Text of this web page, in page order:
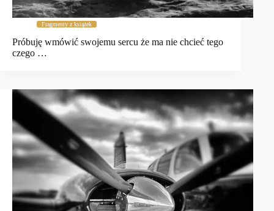
Fragmenty z książek
Próbuję wmówić swojemu sercu że ma nie chcieć tego
czego …